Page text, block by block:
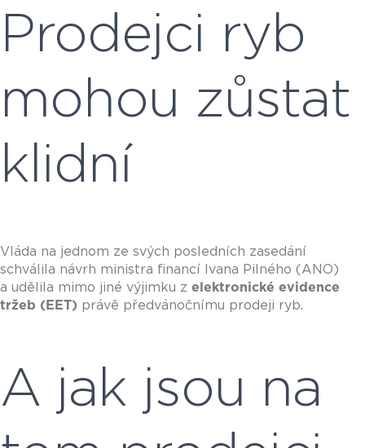
Prodejci ryb
mohou zůstat
klidní
Vláda na jednom ze svých posledních zasedání
schválila návrh ministra financí Ivana Pilného (ANO)
a udělila mimo jiné výjimku z elektronické evidence
tržeb (EET) právě předvánočnímu prodeji ryb.
A jak jsou na